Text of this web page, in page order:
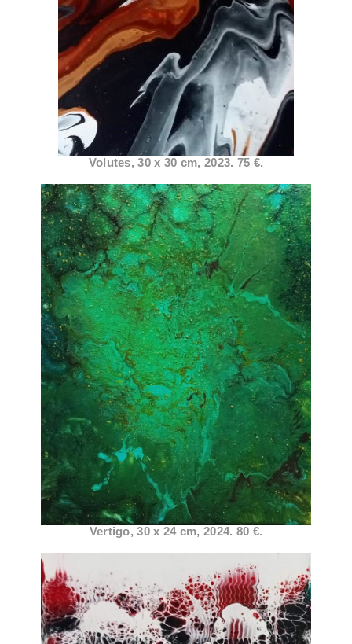
Volutes, 30 x 30 cm, 2023. 75 €.
Vertigo, 30 x 24 cm, 2024. 80 €.